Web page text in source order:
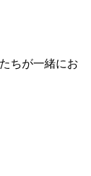
ちが一緒にお